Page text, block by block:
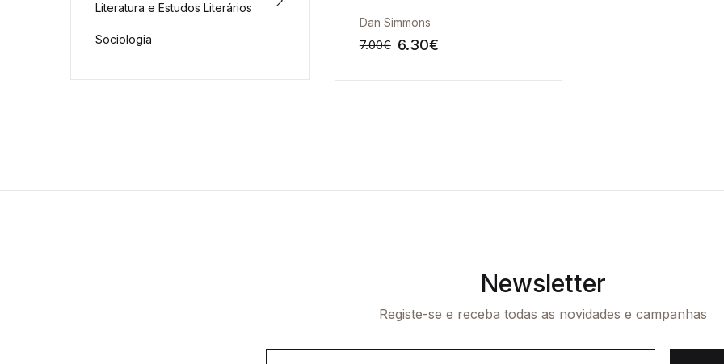
Dan Simmons
7.00€ 6.30€
Literatura e Estudos Literários
Sociologia
Newsletter
Registe-se e receba todas as novidades e campanhas